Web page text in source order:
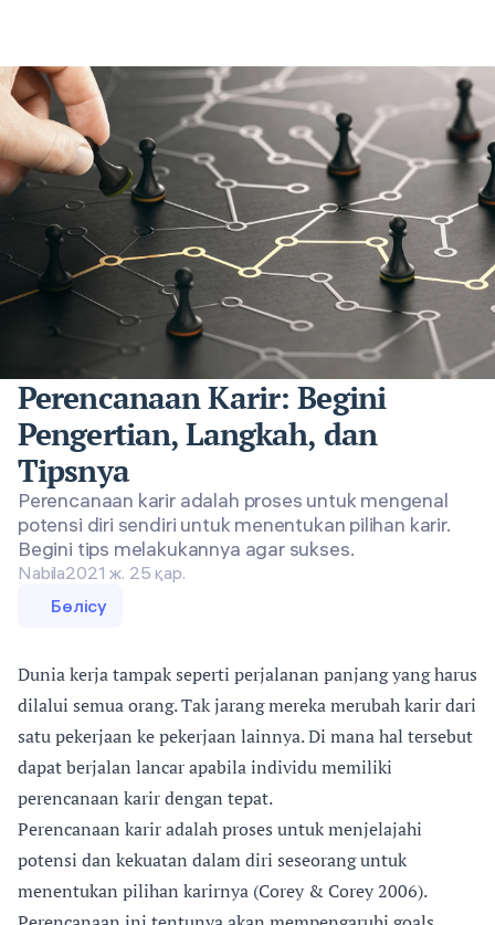
Perencanaan Karir: Begini
Pengertian, Langkah, dan
Tipsnya
Perencanaan karir adalah proses untuk mengenal
potensi diri sendiri untuk menentukan pilihan karir.
Begini tips melakukannya agar sukses.
Nabila2021 ж. 25 қар.
Бөлісу
Dunia kerja tampak seperti perjalanan panjang yang harus
dilalui semua orang. Tak jarang mereka merubah karir dari
satu pekerjaan ke pekerjaan lainnya. Di mana hal tersebut
dapat berjalan lancar apabila individu memiliki
perencanaan karir dengan tepat.
Perencanaan karir adalah proses untuk menjelajahi
potensi dan kekuatan dalam diri seseorang untuk
menentukan pilihan karirnya (Corey & Corey 2006).